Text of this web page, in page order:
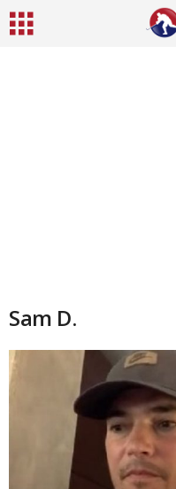
Sam D.